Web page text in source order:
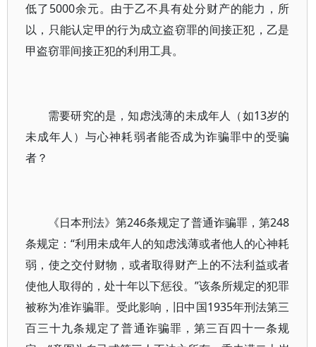
低了5000余元。由于乙不具有处分财产的能力，所
以，只能认定甲的行为成立盗窃罪的间接正犯，乙是
甲盗窃罪间接正犯的利用工具。
需要研究的是，知虑浅薄的未成年人（如13岁的
未成年人）与心神耗弱者能否成为诈骗罪中的受骗
者？
《日本刑法》第246条规定了普通诈骗罪，第248
条规定：“利用未成年人的知虑浅薄或者他人的心神耗
弱，使之交付财物，或者取得财产上的不法利益或者
使他人取得的，处十年以下惩役。”该条所规定的犯罪
被称为准诈骗罪。受此影响，旧中国1935年刑法第三
百三十九条规定了普通诈骗罪，第三百四十一条规